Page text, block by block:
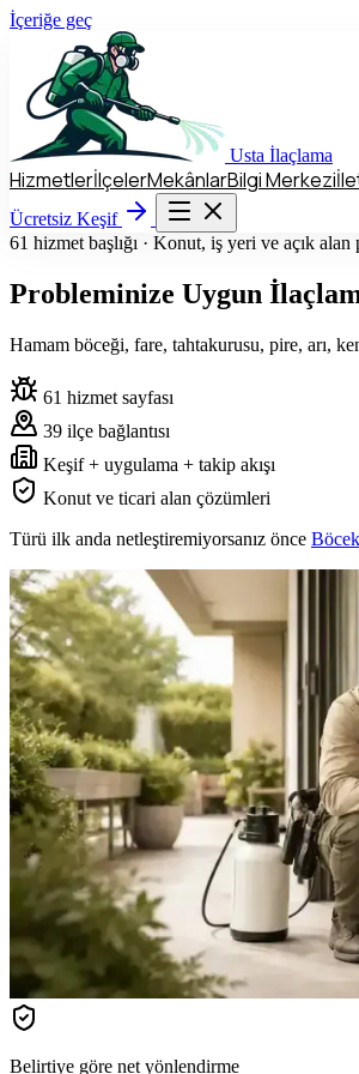
İçeriğe geç
Usta İlaçlama
HizmetlerİlçelerMekânlarBilgi Merkezi
Ücretsiz Keşif
Hizmetler İlçeler Mekânlar
61 hizmet başlığı · Konut, iş yeri ve açık alan
Probleminize Uygun
Hamam böceği, fare, tahtakurusu, pire, arı,
61 hizmet sayfası
39 ilçe bağlantısı
Keşif + uygulama + takip akışı
Konut ve ticari alan çözümleri
Türü ilk anda netleştiremiyorsanız önce
Belirtiye göre net yönlendirme